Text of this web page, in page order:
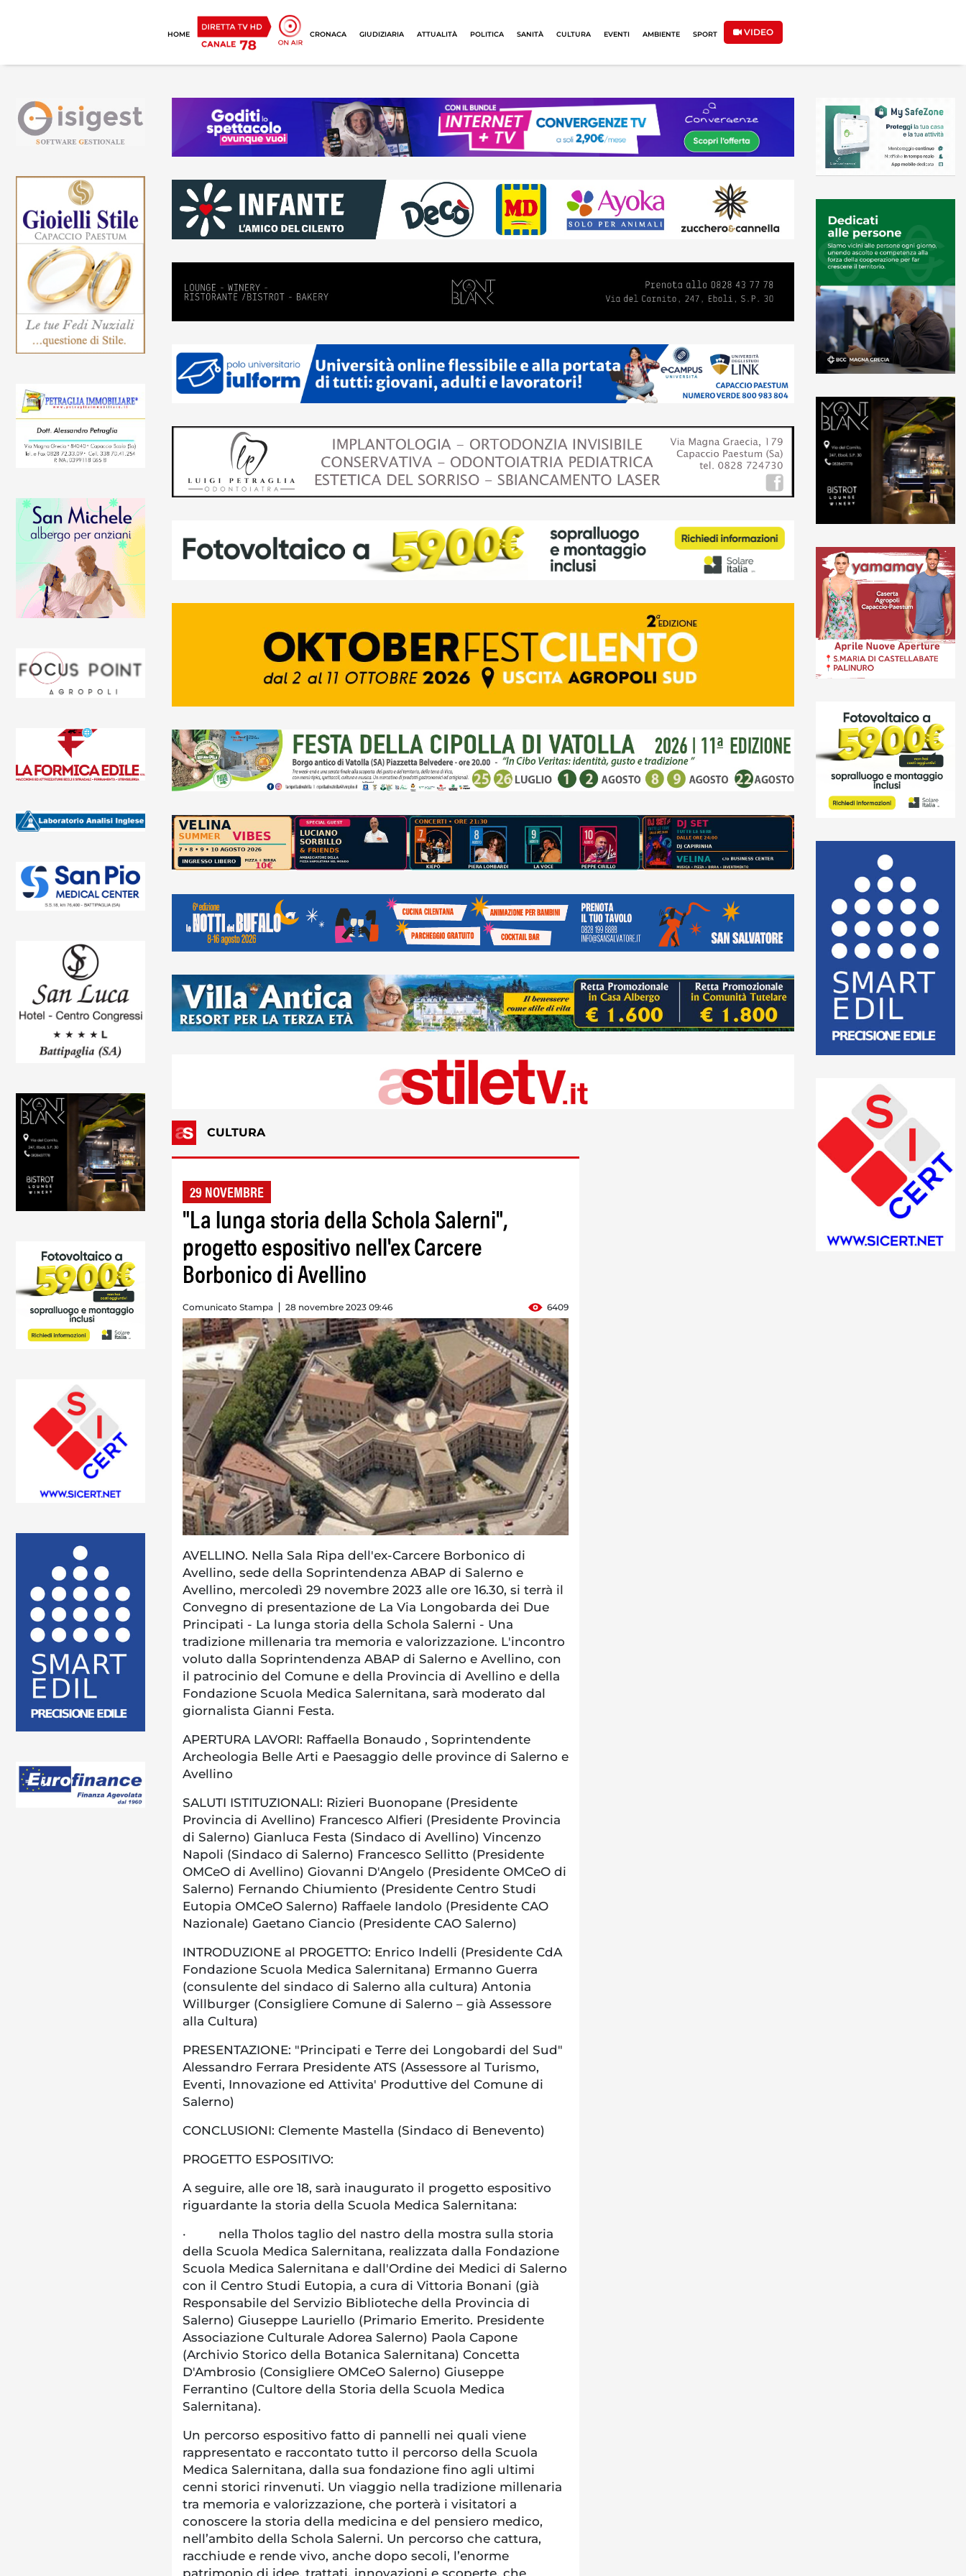
HOME CRONACA GIUDIZIARIA ATTUALITÀ POLITICA SANITÀ CULTURA EVENTI AMBIENTE SPORT VIDEO
CULTURA
29 NOVEMBRE
"La lunga storia della Schola Salerni",
progetto espositivo nell'ex Carcere
Borbonico di Avellino
Comunicato Stampa 28 novembre 2023 09:46 6409
AVELLINO. Nella Sala Ripa dell'ex-Carcere Borbonico di
Avellino, sede della Soprintendenza ABAP di Salerno e
Avellino, mercoledì 29 novembre 2023 alle ore 16.30, si terrà il
Convegno di presentazione de La Via Longobarda dei Due
Principati - La lunga storia della Schola Salerni - Una
tradizione millenaria tra memoria e valorizzazione. L'incontro
voluto dalla Soprintendenza ABAP di Salerno e Avellino, con
il patrocinio del Comune e della Provincia di Avellino e della
Fondazione Scuola Medica Salernitana, sarà moderato dal
giornalista Gianni Festa.
APERTURA LAVORI: Raffaella Bonaudo , Soprintendente
Archeologia Belle Arti e Paesaggio delle province di Salerno e
Avellino
SALUTI ISTITUZIONALI: Rizieri Buonopane (Presidente
Provincia di Avellino) Francesco Alfieri (Presidente Provincia
di Salerno) Gianluca Festa (Sindaco di Avellino) Vincenzo
Napoli (Sindaco di Salerno) Francesco Sellitto (Presidente
OMCeO di Avellino) Giovanni D'Angelo (Presidente OMCeO di
Salerno) Fernando Chiumiento (Presidente Centro Studi
Eutopia OMCeO Salerno) Raffaele Iandolo (Presidente CAO
Nazionale) Gaetano Ciancio (Presidente CAO Salerno)
INTRODUZIONE al PROGETTO: Enrico Indelli (Presidente CdA
Fondazione Scuola Medica Salernitana) Ermanno Guerra
(consulente del sindaco di Salerno alla cultura) Antonia
Willburger (Consigliere Comune di Salerno – già Assessore
alla Cultura)
PRESENTAZIONE: "Principati e Terre dei Longobardi del Sud"
Alessandro Ferrara Presidente ATS (Assessore al Turismo,
Eventi, Innovazione ed Attivita' Produttive del Comune di
Salerno)
CONCLUSIONI: Clemente Mastella (Sindaco di Benevento)
PROGETTO ESPOSITIVO:
A seguire, alle ore 18, sarà inaugurato il progetto espositivo
riguardante la storia della Scuola Medica Salernitana:
· nella Tholos taglio del nastro della mostra sulla storia
della Scuola Medica Salernitana, realizzata dalla Fondazione
Scuola Medica Salernitana e dall'Ordine dei Medici di Salerno
con il Centro Studi Eutopia, a cura di Vittoria Bonani (già
Responsabile del Servizio Biblioteche della Provincia di
Salerno) Giuseppe Lauriello (Primario Emerito. Presidente
Associazione Culturale Adorea Salerno) Paola Capone
(Archivio Storico della Botanica Salernitana) Concetta
D'Ambrosio (Consigliere OMCeO Salerno) Giuseppe
Ferrantino (Cultore della Storia della Scuola Medica
Salernitana).
Un percorso espositivo fatto di pannelli nei quali viene
rappresentato e raccontato tutto il percorso della Scuola
Medica Salernitana, dalla sua fondazione fino agli ultimi
cenni storici rinvenuti. Un viaggio nella tradizione millenaria
tra memoria e valorizzazione, che porterà i visitatori a
conoscere la storia della medicina e del pensiero medico,
nell’ambito della Schola Salerni. Un percorso che cattura,
racchiude e rende vivo, anche dopo secoli, l’enorme
patrimonio di idee, trattati, innovazioni e scoperte, che